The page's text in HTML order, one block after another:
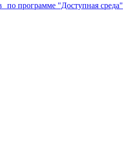
по программе "Доступная среда"